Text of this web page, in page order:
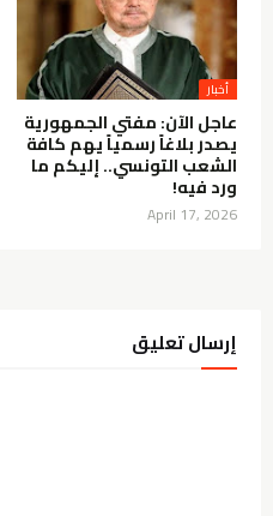
عاجل الآن: مفتي الجمهورية
يصدر بلاغاً رسمياً يهم كافة
الشعب التونسي.. إليكم ما
ورد فيه!
April 17, 2026
إرسال تعليق